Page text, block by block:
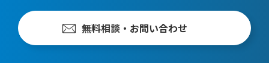
無料相談・お問い合わせ